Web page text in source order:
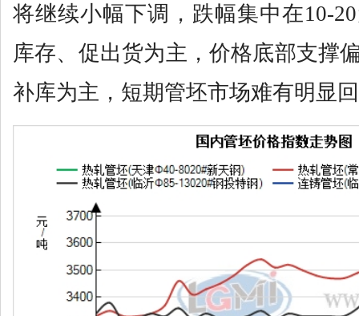
将继续小幅下调，跌幅集中在10-
库存、促出货为主，价格底部支撑
补库为主，短期管坯市场难有明显